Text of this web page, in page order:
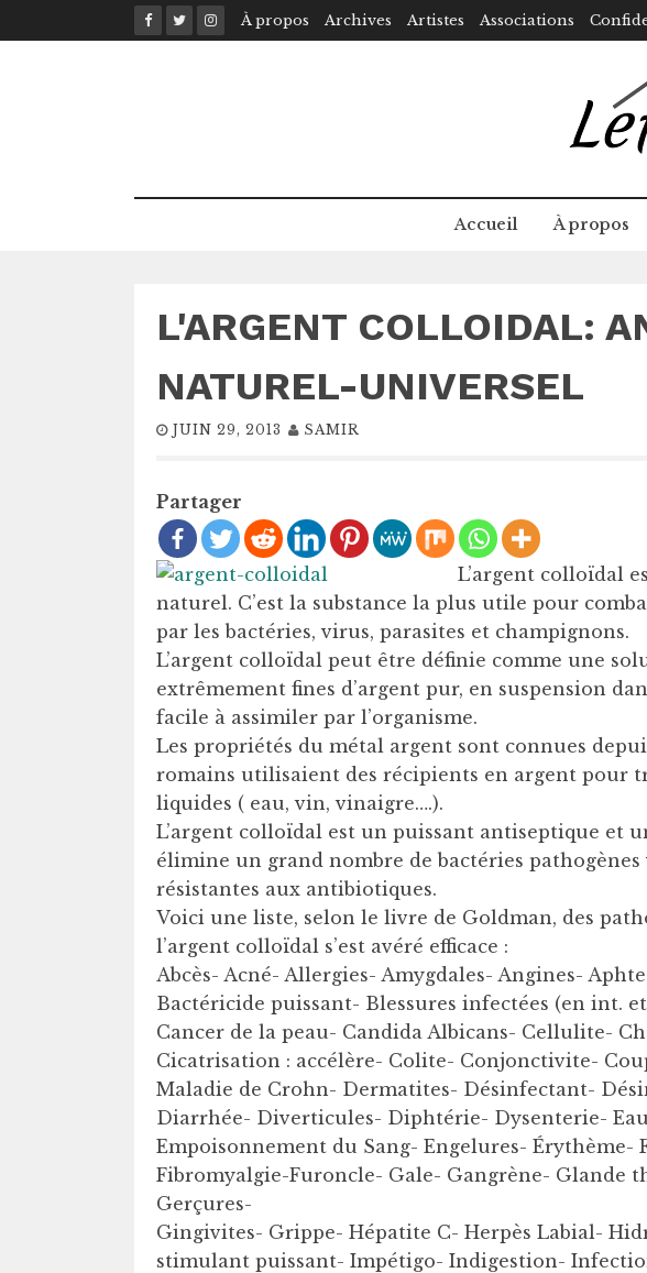
to
À propos Archives Artistes Associations
Accueil À propos
L'ARGENT COLLOIDAL:
NATUREL-UNIVERSEL
JUIN 29, 2013 SAMIR
Partager
L’argent colloïdal
naturel. C’est la substance la plus utile pour
par les bactéries, virus, parasites et champignons.
L’argent colloïdal peut être définie comme une
extrêmement fines d’argent pur, en suspension
facile à assimiler par l’organisme.
Les propriétés du métal argent sont connues
romains utilisaient des récipients en argent pour
liquides ( eau, vin, vinaigre….).
L’argent colloïdal est un puissant antiseptique et
élimine un grand nombre de bactéries pathogènes
résistantes aux antibiotiques.
Voici une liste, selon le livre de Goldman, des
l’argent colloïdal s’est avéré efficace :
Abcès- Acné- Allergies- Amygdales- Angines-
Bactéricide puissant- Blessures infectées (en int.
Cancer de la peau- Candida Albicans- Cellulite-
Cicatrisation : accélère- Colite- Conjonctivite-
Maladie de Crohn- Dermatites- Désinfectant-
Diarrhée- Diverticules- Diphtérie- Dysenterie-
Empoisonnement du Sang- Engelures- Érythème-
Fibromyalgie-Furoncle- Gale- Gangrène- Glande
Gerçures-
Gingivites- Grippe- Hépatite C- Herpès Labial-
stimulant puissant- Impétigo- Indigestion-